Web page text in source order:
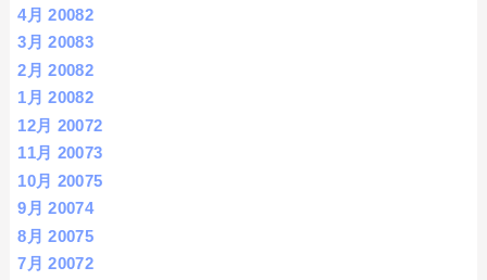
4月 20082
3月 20083
2月 20082
1月 20082
12月 20072
11月 20073
10月 20075
9月 20074
8月 20075
7月 20072